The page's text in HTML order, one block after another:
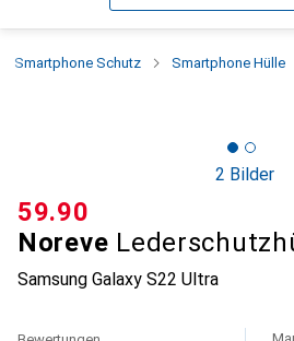
Smartphone Schutz Smartphone Hülle
2 Bilder
Noreve
Samsung Galaxy S22 Ultra
CHF
59.90